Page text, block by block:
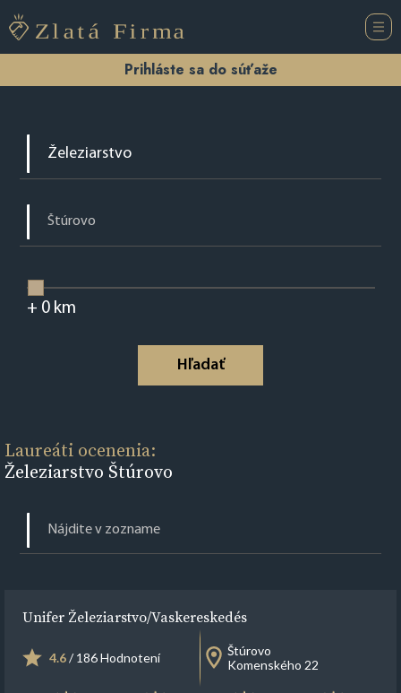
Prihláste sa do súťaže
+ 0km
Hľadať
Laureáti ocenenia:
Železiarstvo Štúrovo
Unifer Železiarstvo/Vaskereskedés
4.6/ 186 Hodnotení
Štúrovo
Komenského 22